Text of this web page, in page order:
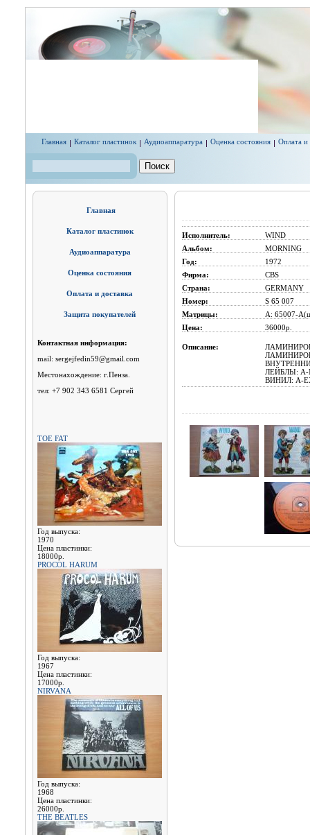
Главная Каталог пластинок Аудиоаппаратура Оценка состояния Оплата и
Главная
Каталог пластинок
Аудиоаппаратура
Оценка состояния
Оплата и доставка
Защита покупателей
Контактная информация:
mail: sergejfedin59@gmail.com
Местонахождение: г.Пенза.
тел: +7 902 343 6581 Сергей
TOE FAT
Год выпуска:
1970
Цена пластинки:
18000р.
PROCOL HARUM
Год выпуска:
1967
Цена пластинки:
17000р.
NIRVANA
Год выпуска:
1968
Цена пластинки:
26000р.
THE BEATLES
Исполнитель:
WIND
Альбом:
MORNING
Год:
1972
Фирма:
CBS
Страна:
GERMANY
Номер:
S 65 007
Матрицы:
A: 65007-
Цена:
36000р.
Описание:
ЛЕЙБЛЫ: A-
ВИНИЛ: A-